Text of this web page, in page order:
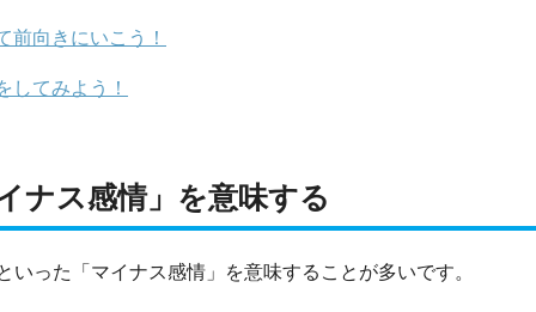
前向きにいこう！
してみよう！
ナス感情」を意味する
った「マイナス感情」を意味することが多いです。